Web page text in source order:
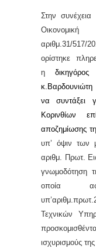
Στην συνέχεια
αριθμ.31/517/
ορίστηκε
η
κ.
νασυντάξει
Κορινθίων
αποζημίωσης
υπ’ όψιν των
αριθμ. Πρωτ.
γνωμοδότηση
οποία
Τεχνικών
ισχυρισμούς